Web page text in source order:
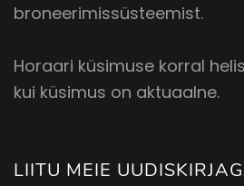
broneerimissüsteemist.
Horaari küsimuse korral
kui küsimus on aktuaalne.
LIITU MEIE